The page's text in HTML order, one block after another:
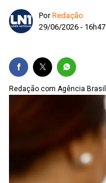
PorRedação
29/06/2026 - 16h47
Redação com Agência Brasil